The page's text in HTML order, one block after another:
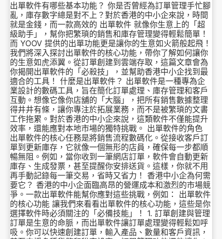
出單軟件有哪些基本功能？ 你是否曾經為訂單管理手忙腳
亂，庫存數字總是對不上？對於香港的中小企來說，時間
就是金錢，而一款高效的 出單軟件 就像你生意上的「超
級助手」，幫你把繁瑣的銷售和庫存管理變得輕鬆簡單！
而 YOOV 提供的出單功能更是讓你的生意如火箭般起飛！
我們將深入探討出單軟件的核心功能，帶你了解如何讓你
的生意如虎添翼。從訂單創建到雲端存取，這篇文章會為
你揭開出單軟件的「必殺技」，並幫助香港中小企找到最
適合的工具！ 什麼是出單軟件？ 出單軟件是一種專為企
業設計的數碼工具，旨在簡化訂單處理、庫存管理和客戶
互動。想像它像你店舖的「大腦」，把所有銷售數據整理
得井井有條，讓你專注於拓展業務，而不是被繁瑣的文書
工作拖累。對於香港的中小企來說，這類軟件不僅能提升
效率，還能應對本地市場的獨特挑戰。 出單軟件的角色
出單軟件的核心任務是將銷售流程數碼化。從接收客戶訂
單到更新庫存，它就像一個無形的店員，確保每一步都順
暢無阻。例如，當你收到一筆網店訂單，軟件會自動更新
庫存、生成發票，甚至提醒你安排送貨。這樣，你就不用
再手動記錄每一筆交易，省時又省力！ 香港中小企為何需
要它？ 香港的中小企面臨高昂的營運成本和激烈的市場競
爭。一款出單軟件能幫你應對這些挑戰，例如： 出單軟件
的核心功能 讓我們來看看出單軟件的核心功能，這些是你
選擇軟件時必須關注的「必備技能」！ 1. 訂單創建與管理
訂單是生意的命脈，而出單軟件讓訂單處理變得輕鬆如呼
吸。你可以快速創建訂單，輸入產品、數量和客戶資訊，